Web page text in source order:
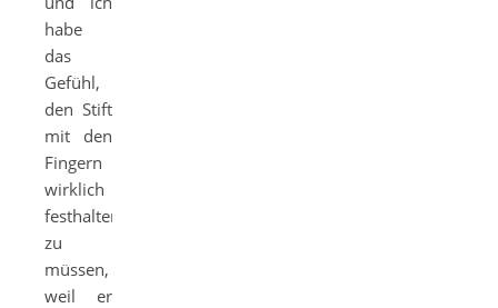
habe
das
Gefühl,
den Stift
mit den
Fingern
wirklich
festhalten
zu
müssen,
weil er